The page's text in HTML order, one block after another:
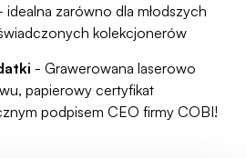
zarówno dla młodszych
kolekcjonerów
- Grawerowana laserowo
papierowy certyfikat
podpisem CEO firmy COBI!